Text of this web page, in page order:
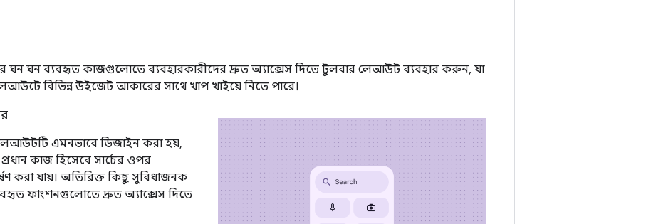
ঘন ঘন ব্যবহৃত কাজগুলোতে ব্যবহারকারীদের দ্রুত অ্যাক্সেস দিতে টুলবার লেআউট ব্যবহার করুন, যা
বিভিন্ন উইজেট আকারের সাথে খাপ খাইয়ে নিতে পারে।
লেআউটটি এমনভাবে ডিজাইন করা হয়,
কাজ হিসেবে সার্চের ওপর
করা যায়। অতিরিক্ত কিছু সুবিধাজনক
ফাংশনগুলোতে দ্রুত অ্যাক্সেস দিতে